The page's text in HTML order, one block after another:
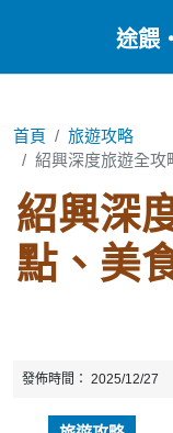
途餵
首頁
旅遊攻略
紹興深度旅遊全攻
紹興深
點、美
發佈時間： 2025/12/27